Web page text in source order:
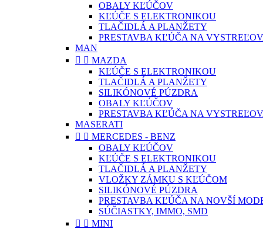
OBALY KĽÚČOV
KĽÚČE S ELEKTRONIKOU
TLAČIDLÁ A PLANŽETY
PRESTAVBA KĽÚČA NA
MAN
  MAZDA
KĽÚČE S ELEKTRONIKOU
TLAČIDLÁ A PLANŽETY
SILIKÓNOVÉ PÚZDRA
OBALY KĽÚČOV
PRESTAVBA KĽÚČA NA
MASERATI
  MERCEDES - BENZ
OBALY KĽÚČOV
KĽÚČE S ELEKTRONIKOU
TLAČIDLÁ A PLANŽETY
VLOŽKY ZÁMKU S KĽÚČOM
SILIKÓNOVÉ PÚZDRA
PRESTAVBA KĽÚČA NA NOVŠÍ
SÚČIASTKY, IMMO, SMD
  MINI